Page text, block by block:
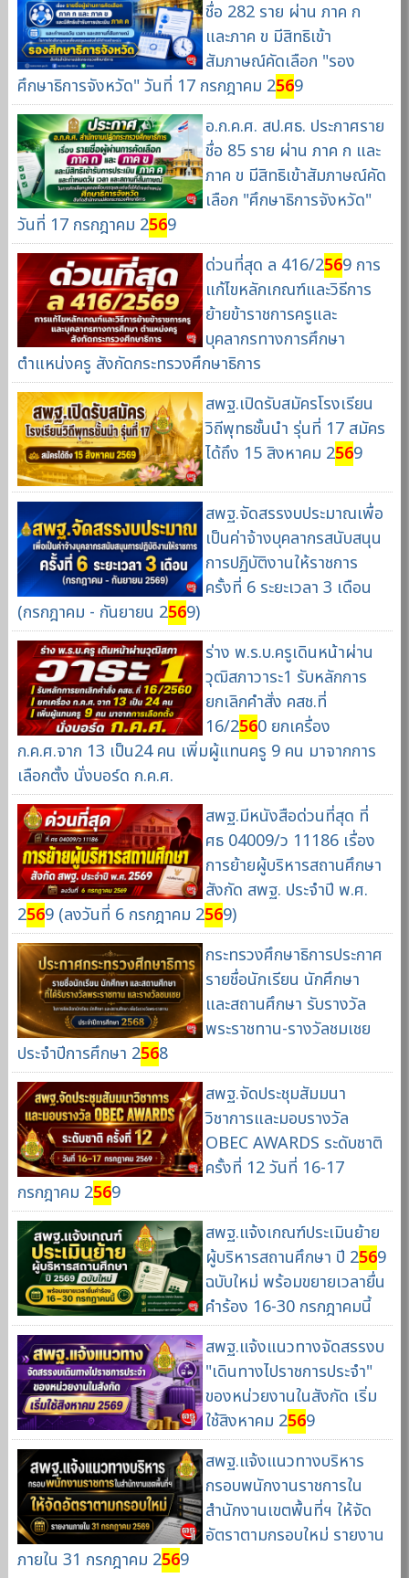
ชื่อ 282 ราย ผ่าน ภาค ก
และภาค ข มีสิทธิเข้า
สัมภาษณ์คัดเลือก "รอง
ศึกษาธิการจังหวัด" วันที่ 17 กรกฎาคม 2569
อ.ก.ค.ศ. สป.ศธ. ประกาศราย
ชื่อ 85 ราย ผ่าน ภาค ก และ
ภาค ข มีสิทธิเข้าสัมภาษณ์คัด
เลือก "ศึกษาธิการจังหวัด"
วันที่ 17 กรกฎาคม 2569
ด่วนที่สุด ล 416/2569 การ
แก้ไขหลักเกณฑ์และวิธีการ
ย้ายข้าราชการครูและ
บุคลากรทางการศึกษา
ตำแหน่งครู สังกัดกระทรวงศึกษาธิการ
สพฐ.เปิดรับสมัครโรงเรียน
วิถีพุทธชั้นนำ รุ่นที่ 17 สมัคร
ได้ถึง 15 สิงหาคม 2569
สพฐ.จัดสรรงบประมาณเพื่อ
เป็นค่าจ้างบุคลากรสนับสนุน
การปฏิบัติงานให้ราชการ
ครั้งที่ 6 ระยะเวลา 3 เดือน
(กรกฎาคม - กันยายน 2569)
ร่าง พ.ร.บ.ครูเดินหน้าผ่าน
วุฒิสภาวาระ1 รับหลักการ
ยกเลิกคำสั่ง คสช.ที่
16/2560 ยกเครื่อง
ก.ค.ศ.จาก 13 เป็น24 คน เพิ่มผู้แทนครู 9 คน มาจากการ
เลือกตั้ง นั่งบอร์ด ก.ค.ศ.
สพฐ.มีหนังสือด่วนที่สุด ที่
ศธ 04009/ว 11186 เรื่อง
การย้ายผู้บริหารสถานศึกษา
สังกัด สพฐ. ประจำปี พ.ศ.
2569 (ลงวันที่ 6 กรกฎาคม 2569)
กระทรวงศึกษาธิการประกาศ
รายชื่อนักเรียน นักศึกษา
และสถานศึกษา รับรางวัล
พระราชทาน-รางวัลชมเชย
ประจำปีการศึกษา 2568
สพฐ.จัดประชุมสัมมนา
วิชาการและมอบรางวัล
OBEC AWARDS ระดับชาติ
ครั้งที่ 12 วันที่ 16-17
กรกฎาคม 2569
สพฐ.แจ้งเกณฑ์ประเมินย้าย
ผู้บริหารสถานศึกษา ปี 2569
ฉบับใหม่ พร้อมขยายเวลายื่น
คำร้อง 16-30 กรกฎาคมนี้
สพฐ.แจ้งแนวทางจัดสรรงบ
"เดินทางไปราชการประจำ"
ของหน่วยงานในสังกัด เริ่ม
ใช้สิงหาคม 2569
สพฐ.แจ้งแนวทางบริหาร
กรอบพนักงานราชการใน
สำนักงานเขตพื้นที่ฯ ให้จัด
อัตราตามกรอบใหม่ รายงาน
ภายใน 31 กรกฎาคม 2569